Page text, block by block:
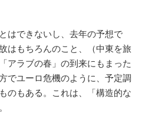
はできないし、去年の予想で
はもちろんのこと、（中東を旅
アラブの春」の到来にもまった
でユーロ危機のように、予定調
のもある。これは、「構造的な